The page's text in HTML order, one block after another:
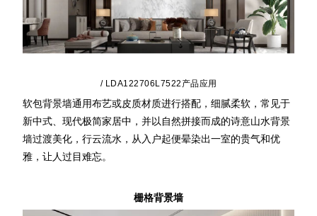
/ LDA122706L7522产品应用
软包背景墙通用布艺或皮质材质进行搭配，细腻柔软，常见于
新中式、现代极简家居中，并以自然拼接而成的诗意山水背景
墙过渡美化，行云流水，从入户起便晕染出一室的贵气和优
雅，让人过目难忘。
栅格背景墙